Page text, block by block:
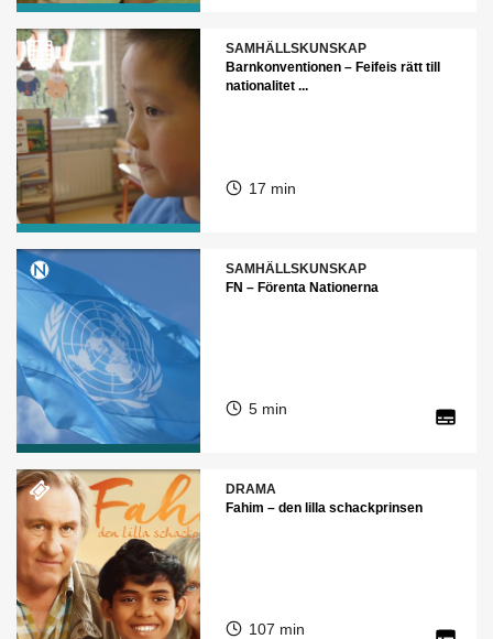
SAMHÄLLSKUNSKAP
Barnkonventionen – Feifeis rätt till
nationalitet ...
17 min
SAMHÄLLSKUNSKAP
FN – Förenta Nationerna
5 min
DRAMA
Fahim – den lilla schackprinsen
107 min